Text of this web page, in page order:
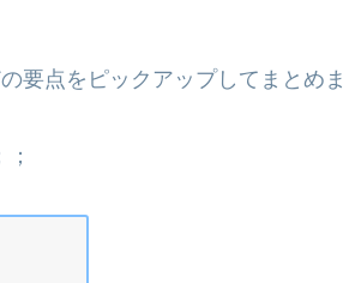
要点をピックアップしてまとめま